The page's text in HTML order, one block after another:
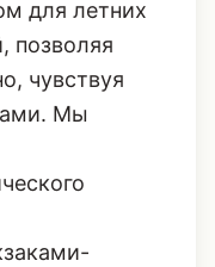
новому. Эта
обувь
для летних
чувствуя
Мы